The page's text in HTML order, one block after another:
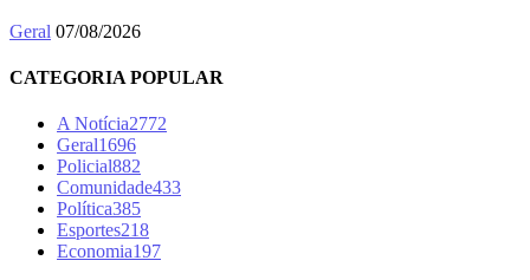
Geral 07/08/2026
CATEGORIA POPULAR
A Notícia2772
Geral1696
Policial882
Comunidade433
Política385
Esportes218
Economia197